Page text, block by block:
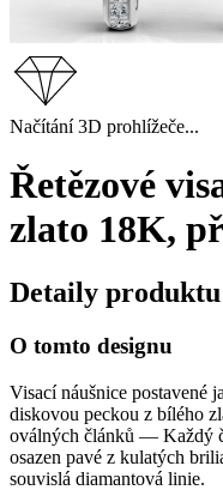
Načítání 3D prohlížeče...
Řetězové
zlato 18K,
Detaily produktu
O tomto designu
Visací náušnice postavené
diskovou peckou z bílého
oválných článků — Každý
osazen pavé z kulatých
souvislá diamantová linie.